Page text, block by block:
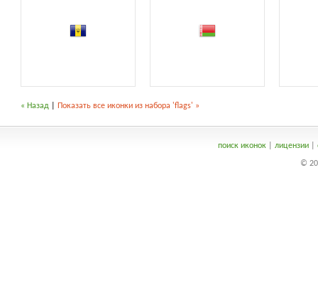
« Назад Показать все иконки из набора 'flags' »
поиск иконок| лицензии|
©